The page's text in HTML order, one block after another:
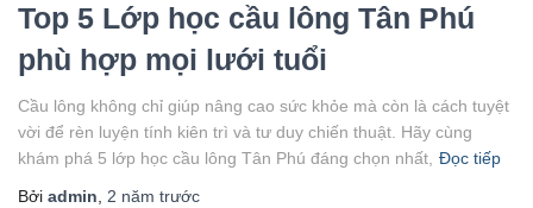
Top 5 Lớp học cầu lông Tân Phú
phù hợp mọi lưới tuổi
Cầu lông không chỉ giúp nâng cao sức khỏe mà còn là cách tuyệt
vời để rèn luyện tính kiên trì và tư duy chiến thuật. Hãy cùng
khám phá 5 lớp học cầu lông Tân Phú đáng chọn nhất, Đọc tiếp
Bởi admin, 2 năm trước